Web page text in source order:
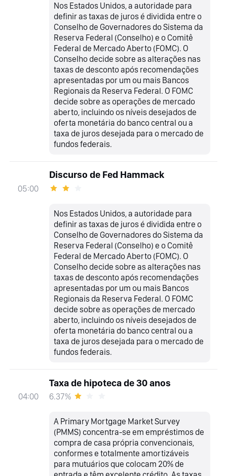
Nos Estados Unidos, a autoridade para
definir as taxas de juros é dividida entre o
Conselho de Governadores do Sistema da
Reserva Federal (Conselho) e o Comitê
Federal de Mercado Aberto (FOMC). O
Conselho decide sobre as alterações nas
taxas de desconto após recomendações
apresentadas por um ou mais Bancos
Regionais da Reserva Federal. O FOMC
decide sobre as operações de mercado
aberto, incluindo os níveis desejados de
oferta monetária do banco central ou a
taxa de juros desejada para o mercado de
fundos federais.
05:00
Discurso de Fed Hammack
Nos Estados Unidos, a autoridade para
definir as taxas de juros é dividida entre o
Conselho de Governadores do Sistema da
Reserva Federal (Conselho) e o Comitê
Federal de Mercado Aberto (FOMC). O
Conselho decide sobre as alterações nas
taxas de desconto após recomendações
apresentadas por um ou mais Bancos
Regionais da Reserva Federal. O FOMC
decide sobre as operações de mercado
aberto, incluindo os níveis desejados de
oferta monetária do banco central ou a
taxa de juros desejada para o mercado de
fundos federais.
04:00
Taxa de hipoteca de 30 anos
6.37%
A Primary Mortgage Market Survey
(PMMS) concentra-se em empréstimos de
compra de casa própria convencionais,
conformes e totalmente amortizáveis
para mutuários que colocam 20% de